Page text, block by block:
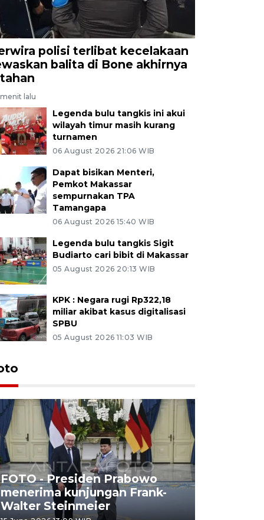
polisi terlibat kecelakaan
balita di Bone akhirnya
lalu
Legenda bulu tangkis ini akui
wilayah timur masih kurang
turnamen
06 August 2026 21:06 WIB
Dapat bisikan Menteri,
Pemkot Makassar
sempurnakan TPA
Tamangapa
06 August 2026 15:40 WIB
Legenda bulu tangkis Sigit
Budiarto cari bibit di Makassar
05 August 2026 20:13 WIB
KPK : Negara rugi Rp322,18
miliar akibat kasus digitalisasi
SPBU
05 August 2026 11:03 WIB
FOTO - Presiden Prabowo
menerima kunjungan Frank-
Walter Steinmeier